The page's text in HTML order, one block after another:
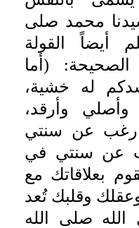
محمد صلى
أيضاً القولة
الصحيحة: (أما
له خشية،
وأرقد،
رغب عن سنتي
عن سنتي في
بعلاقاتك مع
وقلبك تُعد
صلى الله